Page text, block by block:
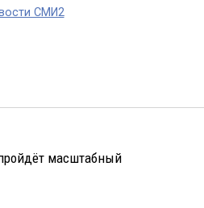
СМИ2
масштабный